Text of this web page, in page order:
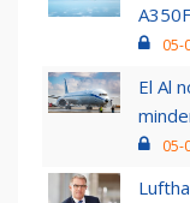
05-
El Al
05-